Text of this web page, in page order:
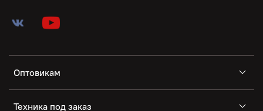
Оптовикам
Техника под заказ